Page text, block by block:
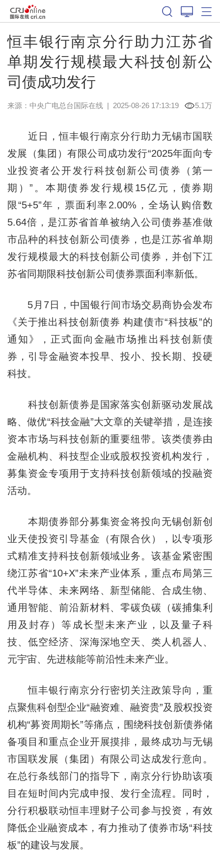
恒丰银行南京分行助力江苏省
单期发行规模最大科技创新公
司债成功发行
来源：中央广电总台国际在线| 2025-08-26 17:13:19 5.1万
近日，恒丰银行南京分行助力无锡市国联
发展（集团）有限公司成功发行“2025年面向专
业投资者公开发行科技创新公司债券（第一
期）”。本期债券发行规模15亿元，债券期
限“5+5”年，票面利率2.00%，全场认购倍数
5.64倍，是江苏省首单被纳入公司债券基准做
市品种的科技创新公司债券，也是江苏省单期
发行规模最大的科技创新公司债券，并创下江
苏省同期限科技创新公司债券票面利率新低。
5月7日，中国银行间市场交易商协会发布
《关于推出科技创新债券 构建债市“科技板”的
通知》，正式面向金融市场推出科技创新债
券，引导金融资本投早、投小、投长期、投硬
科技。
科技创新债券是国家落实创新驱动发展战
略、做优“科技金融”大文章的关键举措，是连接
资本市场与科技创新的重要纽带。该类债券由
金融机构、科技型企业或股权投资机构发行，
募集资金专项用于支持科技创新领域的投融资
活动。
本期债券部分募集资金将投向无锡创新创
业天使投资引导基金（有限合伙），以专项形
式精准支持科技创新领域业务。该基金紧密围
绕江苏省“10+X”未来产业体系，重点布局第三
代半导体、未来网络、新型储能、合成生物、
通用智能、前沿新材料、零碳负碳（碳捕集利
用及封存）等成长型未来产业，以及量子科
技、低空经济、深海深地空天、类人机器人、
元宇宙、先进核能等前沿性未来产业。
恒丰银行南京分行密切关注政策导向，重
点聚焦科创型企业“融资难、融资贵”及股权投资
机构“募资周期长”等痛点，围绕科技创新债券储
备项目和重点企业开展摸排，最终成功与无锡
市国联发展（集团）有限公司达成发行意向。
在总行条线部门的指导下，南京分行协助该项
目在短时间内完成申报、发行全流程。同时，
分行积极联动恒丰理财子公司参与投资，有效
降低企业融资成本，有力推动了债券市场“科技
板”的建设与发展。